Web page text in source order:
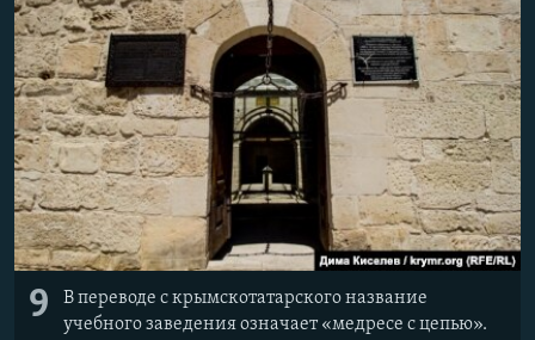
9
В переводе с крымскотатарского название
учебного заведения означает «медресе с цепью».